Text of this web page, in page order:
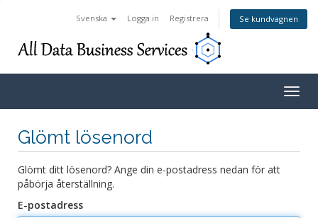
Svenska Logga in Registrera Se kundvagnen
Glömt lösenord
Glömt ditt lösenord? Ange din e-postadress nedan för att
påbörja återställning.
E-postadress